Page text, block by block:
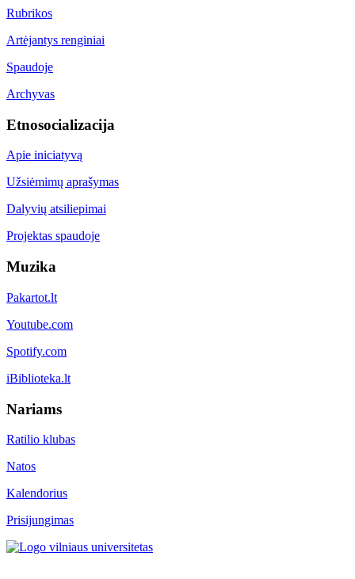
Rubrikos
Artėjantys renginiai
Spaudoje
Archyvas
Etnosocializacija
Apie iniciatyvą
Užsiėmimų aprašymas
Dalyvių atsiliepimai
Projektas spaudoje
Muzika
Pakartot.lt
Youtube.com
Spotify.com
iBiblioteka.lt
Nariams
Ratilio klubas
Natos
Kalendorius
Prisijungimas